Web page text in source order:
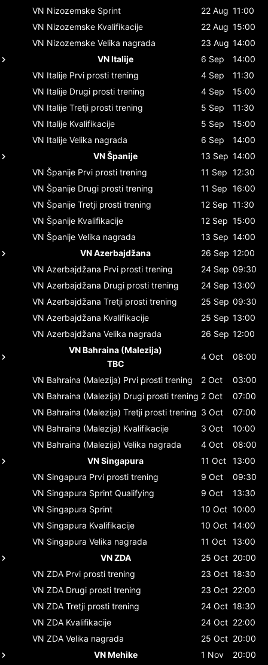
VN Nizozemske Sprint 22 Aug 11:00
VN Nizozemske Kvalifikacije 22 Aug 15:00
VN Nizozemske Velika nagrada 23 Aug 14:00
VN Italije
6 Sep
14:00
VN Italije Prvi prosti trening 4 Sep
11:30
VN Italije Drugi prosti trening 4 Sep
15:00
VN Italije Tretji prosti trening 5 Sep
11:30
VN Italije Kvalifikacije 5 Sep
15:00
VN Italije Velika nagrada 6 Sep
14:00
VN Španije
13 Sep 14:00
VN Španije Prvi prosti trening 11 Sep 12:30
VN Španije Drugi prosti trening 11 Sep 16:00
VN Španije Tretji prosti trening 12 Sep 11:30
VN Španije Kvalifikacije 12 Sep 15:00
VN Španije Velika nagrada 13 Sep 14:00
VN Azerbajdžana
26 Sep 12:00
VN Azerbajdžana Prvi prosti trening 24 Sep 09:30
VN Azerbajdžana Drugi prosti trening 24 Sep 13:00
VN Azerbajdžana Tretji prosti trening 25 Sep 09:30
VN Azerbajdžana Kvalifikacije 25 Sep 13:00
VN Azerbajdžana Velika nagrada 26 Sep 12:00
VN Bahraina (Malezija)
TBC
4 Oct 08:00
VN Bahraina (Malezija) Prvi prosti trening 2 Oct
03:00
VN Bahraina (Malezija) Drugi prosti trening 2 Oct
07:00
VN Bahraina (Malezija) Tretji prosti trening 3 Oct
07:00
VN Bahraina (Malezija) Kvalifikacije 3 Oct
10:00
VN Bahraina (Malezija) Velika nagrada 4 Oct
08:00
VN Singapura
11 Oct
13:00
VN Singapura Prvi prosti trening 9 Oct
09:30
VN Singapura Sprint Qualifying 9 Oct
13:30
VN Singapura Sprint 10 Oct 10:00
VN Singapura Kvalifikacije 10 Oct 14:00
VN Singapura Velika nagrada 11 Oct
13:00
VN ZDA
25 Oct 20:00
VN ZDA Prvi prosti trening 23 Oct 18:30
VN ZDA Drugi prosti trening 23 Oct 22:00
VN ZDA Tretji prosti trening 24 Oct 18:30
VN ZDA Kvalifikacije 24 Oct 22:00
VN ZDA Velika nagrada 25 Oct 20:00
VN Mehike
1 Nov 20:00